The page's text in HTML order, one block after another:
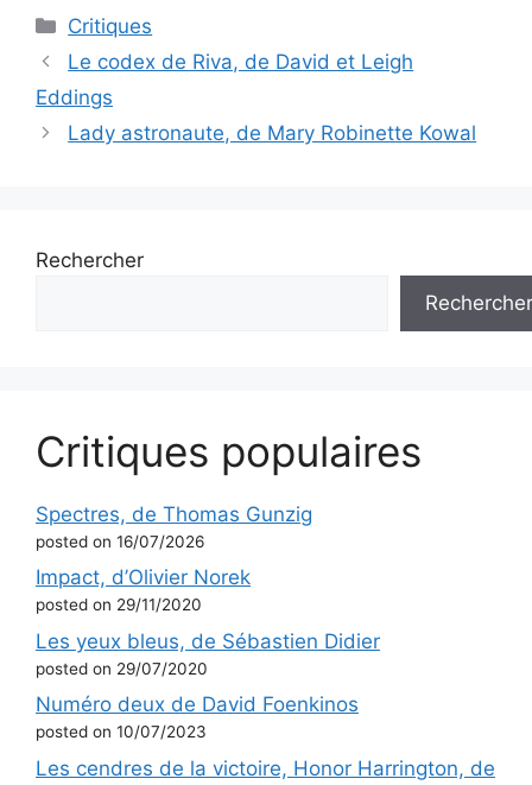
Critiques
Le codex de Riva, de David et Leigh
Eddings
Lady astronaute, de Mary Robinette Kowal
Rechercher
Rechercher
Critiques populaires
Spectres, de Thomas Gunzig
posted on 16/07/2026
Impact, d’Olivier Norek
posted on 29/11/2020
Les yeux bleus, de Sébastien Didier
posted on 29/07/2020
Numéro deux de David Foenkinos
posted on 10/07/2023
Les cendres de la victoire, Honor Harrington, de